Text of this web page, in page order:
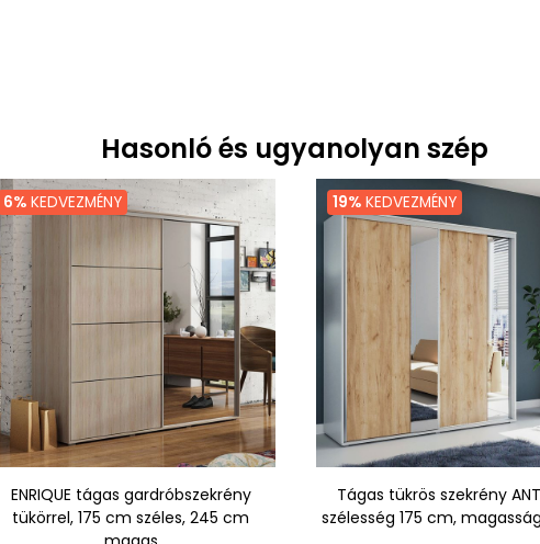
Hasonló és ugyanolyan szép
6% KEDVEZMÉNY
ENRIQUE tágas gardróbszekrény
tükörrel, 175 cm széles, 245 cm
19% KEDVEZMÉNY
Tágas tükrös szekrény
szélesség 175 cm,